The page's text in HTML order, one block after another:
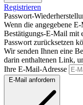
Registrieren
Passwort-
Wenn die angegebene
Bestätigungs-E-Mail mit
Passwort zurücksetzen
Wir senden Ihnen eine
darin enthaltenen Link,
Ihre E-Mail-Adresse
E-Mail anfordern